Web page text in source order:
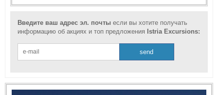
Введите ваш адрес эл. почты если вы хотите получать
информацию об акциях и топ предложения Istria Excursions: